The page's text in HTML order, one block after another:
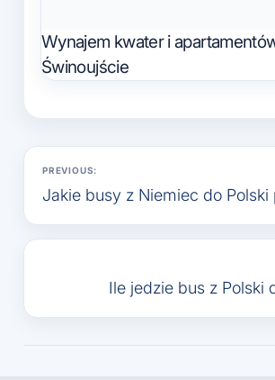
Wynajem kwater i
Świnoujście
Nawigacja
wpisu
PREVIOUS:
Jakie busy z Niemiec do Polski
Ile jedzie bus z Polski